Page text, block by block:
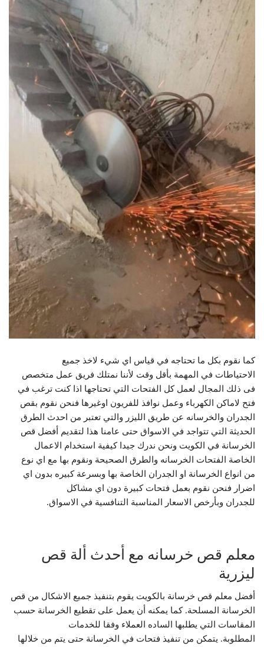
كما نقوم بكل ما تحتاجه في قياس اي شيء لاخذ جميع
الاحتياطات في المهمة بأقل وقت لأننا نمتلك فريق عمل متخصص
فى ذلك المجال لعمل كل الفتحات التي تحتاجها اذا كنت ترغب في
فتح لاماكن الكهرباء وعمل نوافذ للفريون اوغيرها فنحن نقوم بقص
الجدران والخرسانه عن طريق الليزر والتي تعتبر من احدث الطرق
الحديثة التي تتواجد في الاسواق حتى عامنا هذا لتقديم أفضل قص
الخرسانة في الكويت ونحن ندرك جيدا كيفية استخدام الاعمال
الخاصة الفتحات الخرسانه والطرق الصحيحة ونقوم بها مع اي نوع
من انواع الخرسانة او الجدران الخاصة بها وبسرعة كبيره بدون اي
اضرار فنحن نقوم بعمل فتحات كبيرة دون اي مشاكل
للجدران وبأرخص الاسعار المناسبة التنافسية في الاسواق.
معلم قص خرسانه مع أحدث ألة قص
ليزرية
أفضل معلم قص خرسانة بالكويت يقوم بتنفيذ جميع الاشكال من قص
الخرسانة المسلحة. كما يمكنه أن يعمل على تقطيع الخرسانة حسب
المقاسات التي يطلبها الساده العملاء وفقا للخدمات
المطلوبة. يتمكن من تنفيذ فتحات في الخرسانة حتى يتم من خلالها